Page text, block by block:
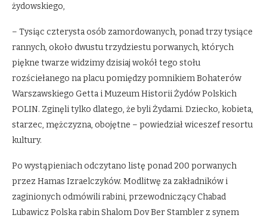
żydowskiego,
– Tysiąc czterysta osób zamordowanych, ponad trzy tysiące
rannych, około dwustu trzydziestu porwanych, których
piękne twarze widzimy dzisiaj wokół tego stołu
rozściełanego na placu pomiędzy pomnikiem Bohaterów
Warszawskiego Getta i Muzeum Historii Żydów Polskich
POLIN. Zginęli tylko dlatego, że byli Żydami. Dziecko, kobieta,
starzec, mężczyzna, obojętne – powiedział wiceszef resortu
kultury.
Po wystąpieniach odczytano listę ponad 200 porwanych
przez Hamas Izraelczyków. Modlitwę za zakładników i
zaginionych odmówili rabini, przewodniczący Chabad
Lubawicz Polska rabin Shalom Dov Ber Stambler z synem